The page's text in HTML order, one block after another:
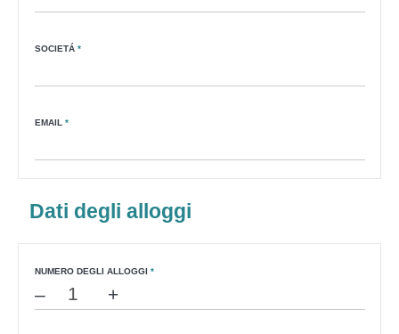
SOCIETÁ *
EMAIL *
Dati degli alloggi
NUMERO DEGLI ALLOGGI *
– +